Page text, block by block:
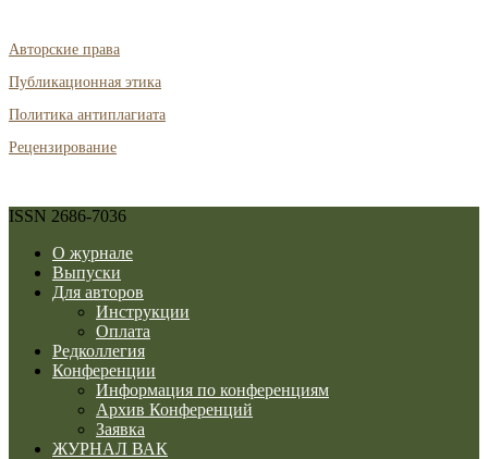
Авторские права
Публикационная этика
Политика антиплагиата
Рецензирование
ISSN 2686-7036
О журнале
Выпуски
Для авторов
Инструкции
Оплата
Редколлегия
Конференции
Информация по конференциям
Архив Конференций
Заявка
ЖУРНАЛ ВАК